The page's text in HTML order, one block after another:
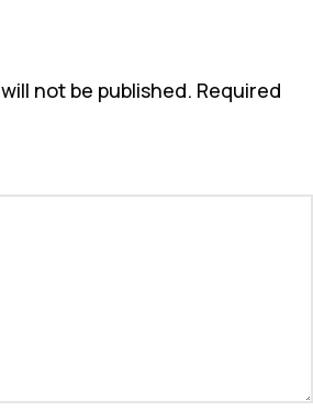
not be published. Required